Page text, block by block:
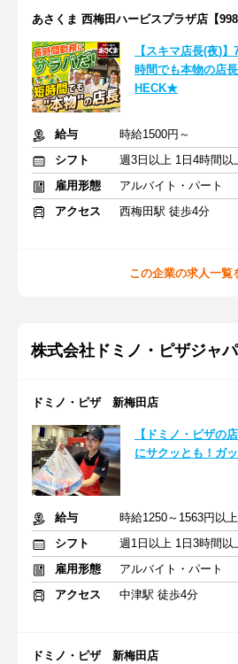
あさくま 西梅田ハービスプラザ店【998
【スキマ店長(夜)
時間でも本物の店
HECK★
給与
時給1500円～
シフト
雇用形態
アルバイト・パート
アクセス
西梅田駅 徒歩4分
この企業の求人一覧
株式会社ドミノ・ピザジャ
ドミノ・ピザ 新梅田店
【ドミノ・ピザの
にサクッとも！ガ
給与
時給1250～1563円以
シフト
雇用形態
アルバイト・パート
アクセス
中津駅 徒歩4分
ドミノ・ピザ 新梅田店